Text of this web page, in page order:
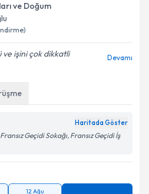
ve Doğum
ve işini çok dikkatli
Devamı
Haritada Göster
Geçidi Sokağı, Fransız Geçidi İş
12 Ağu